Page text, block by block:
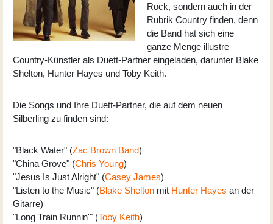
Rock, sondern auch in der
Rubrik Country finden, denn
die Band hat sich eine
ganze Menge illustre
Country-Künstler als Duett-Partner eingeladen, darunter Blake
Shelton, Hunter Hayes und Toby Keith.
Die Songs und Ihre Duett-Partner, die auf dem neuen
Silberling zu finden sind:
"Black Water" (Zac Brown Band)
"China Grove" (Chris Young)
"Jesus Is Just Alright" (Casey James)
"Listen to the Music" (Blake Shelton mit Hunter Hayes an der
Gitarre)
"Long Train Runnin'" (Toby Keith)